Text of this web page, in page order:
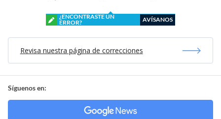
¿ENCONTRASTE UN
ERROR?
AVÍSANOS
Revisa nuestra página de correcciones
Síguenos en: